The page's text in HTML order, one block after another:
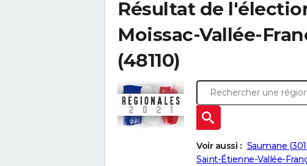
Résultat de
Moissac-Vallée-
(48110)
Voir aussi : Saumane
Saint-Étienne-Vallée-